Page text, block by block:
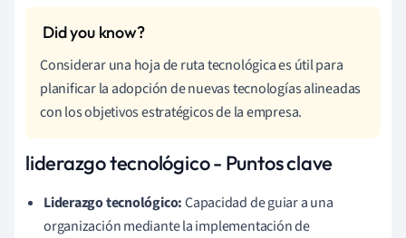
Considerar una hoja de ruta tecnológica es útil para
planificar la adopción de nuevas tecnologías alineadas
con los objetivos estratégicos de la empresa.
liderazgo tecnológico - Puntos clave
Liderazgo tecnológico:Capacidad de guiar a una
organización mediante la implementación de